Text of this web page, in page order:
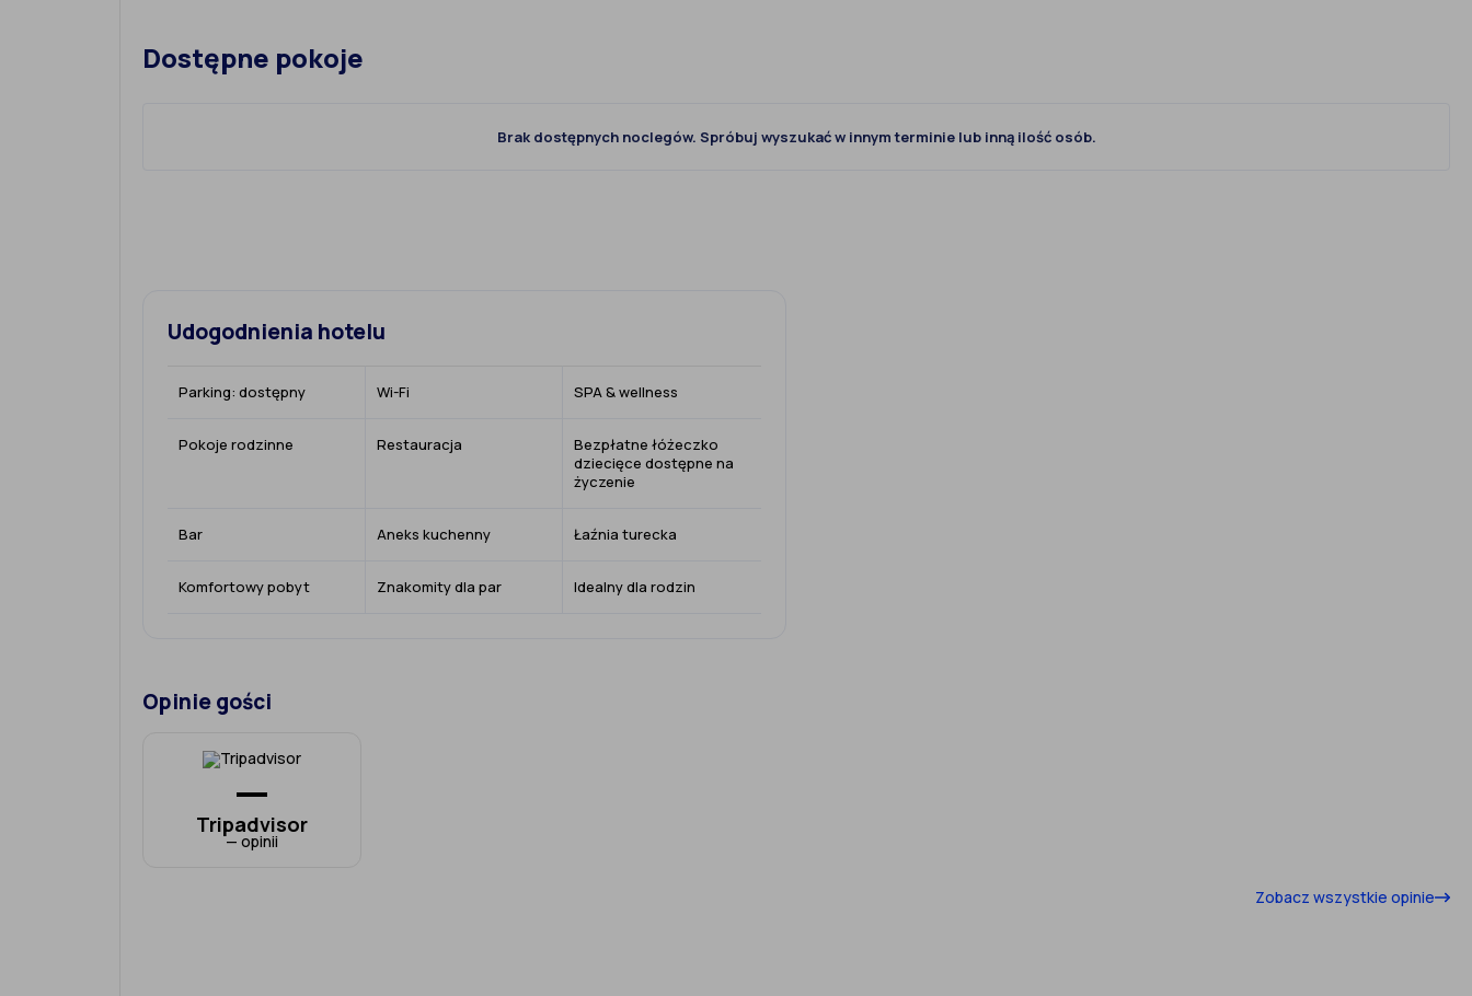
Dostępne pokoje
Brak dostępnych noclegów. Spróbuj wyszukać w innym terminie lub inną ilość osób.
Udogodnienia hotelu
Parking: dostępny Wi-Fi SPA & wellness
Pokoje rodzinne Restauracja
Bezpłatne łóżeczko
dziecięce dostępne na
życzenie
Bar Aneks kuchenny Łaźnia turecka
Komfortowy pobyt Znakomity dla par Idealny dla rodzin
Opinie gości
—
Tripadvisor
— opinii
Zobacz wszystkie opinie